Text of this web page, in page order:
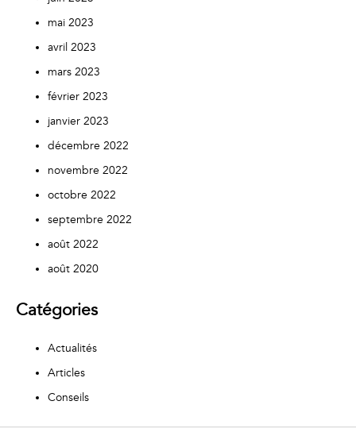
mai 2023
avril 2023
mars 2023
février 2023
janvier 2023
décembre 2022
novembre 2022
octobre 2022
septembre 2022
août 2022
août 2020
Catégories
Actualités
Articles
Conseils